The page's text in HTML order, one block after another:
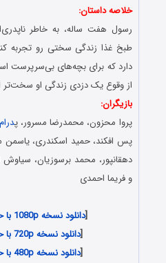
خلاصه داستان:
رسول هفت ساله، به خاطر
طبخ غذا زندگی سختی رو تجربه
دارد که برای بچه‌های
از وقوع یک دزدی زندگی او سخت‌تر
بازیگران:
پروا محزون، محمدرضا مسرور، پدرام
پس افکند، حمید اسکندری، یاسمن
دهقانپور، محمد برسوزیان، سیاوش
و فریما احمدی
[دانلود نسخه 1080p با حجم 166 مگابایت
[دانلود نسخه 720p با حجم 84 مگابایت
[دانلود نسخه 480p با حجم 43 مگابایت